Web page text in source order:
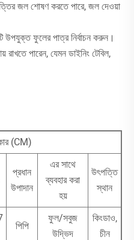
জল শোষণ করতে পারে, জল দেওয়া
উপযুক্ত ফুলের পাত্র নির্বাচন করুন।
পারেন, যেমন ডাইনিং টেবিল,
(CM)
প্রধান
উপাদান
এর সাথে
ব্যবহার করা
হয়
উৎপত্তি
স্থান
পিপি
ফুল/সবুজ
উদ্ভিদ
কিংডাও,
চীন